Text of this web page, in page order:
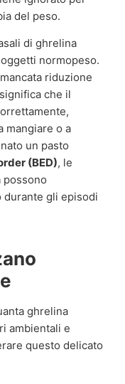
del peso.
di ghrelina
normopeso.
riduzione
che il
mangiare o a
un pasto
(BED), le
possono
gli episodi
ghrelina
ambientali e
questo delicato